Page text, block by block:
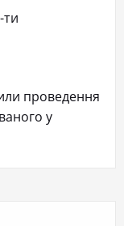
проведення
у